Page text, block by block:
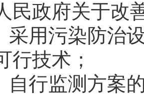
民政府关于改
采用污染防治
行技术；
自行监测方案